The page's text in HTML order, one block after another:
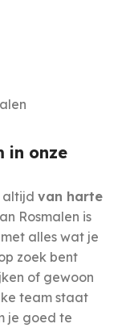
in onze
altijd van harte
Rosmalen is
alles wat je
zoek bent
of gewoon
team staat
je goed te